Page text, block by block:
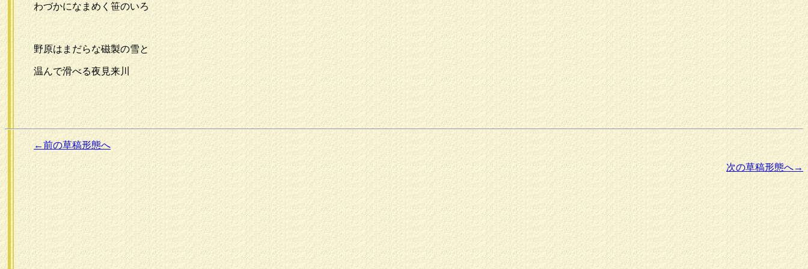
わづかになまめく笹のいろ
野原はまだらな磁製の雪と
温んで滑べる夜見来川
←前の草稿形態へ
次の草稿形態へ→